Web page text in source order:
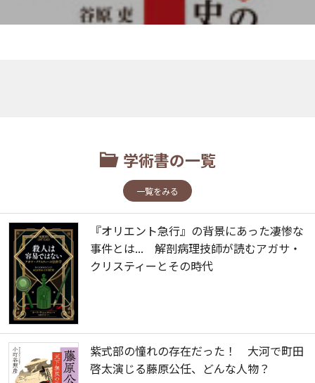
学術書の一覧
一覧をみる
『オリエント急行』の背景にあった凄惨な
事件とは... 解剖病理技師が読むアガサ・
クリスティーとその時代
紫式部の憧れの存在だった！ 大河で町田
啓太演じる藤原公任、どんな人物？